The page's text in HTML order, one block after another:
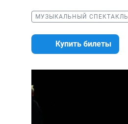
МУЗЫКАЛЬНЫЙ СПЕКТАКЛЬ
Купить билеты